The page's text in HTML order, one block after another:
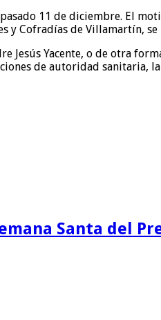
11 de diciembre. El
y Cofradías de Villamartín,
Yacente, o de otra
de autoridad sanitaria,
Santa del